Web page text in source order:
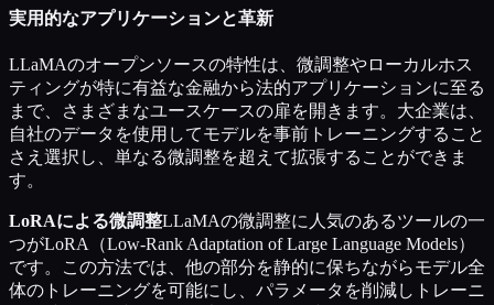
実用的なアプリケーションと革新
LLaMAのオープンソースの特性は、微調整やローカルホス
ティングが特に有益な金融から法的アプリケーションに至る
まで、さまざまなユースケースの扉を開きます。大企業は、
自社のデータを使用してモデルを事前トレーニングすること
さえ選択し、単なる微調整を超えて拡張することができま
す。
LoRAによる微調整LLaMAの微調整に人気のあるツールの一
つがLoRA（Low-Rank Adaptation of Large Language Models）
です。この方法では、他の部分を静的に保ちながらモデル全
体のトレーニングを可能にし、パラメータを削減しトレーニ